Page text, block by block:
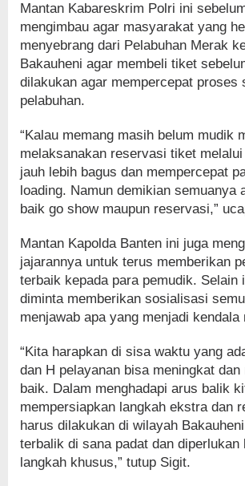
Mantan Kabareskrim Polri ini
mengimbau agar masyarakat yang
menyebrang dari Pelabuhan Merak
Bakauheni agar membeli tiket
dilakukan agar mempercepat proses
pelabuhan.
“Kalau memang masih belum mudik
melaksanakan reservasi tiket
jauh lebih bagus dan mempercepat
loading. Namun demikian semuanya
baik go show maupun reservasi,”
Mantan Kapolda Banten ini juga
jajarannya untuk terus memberikan
terbaik kepada para pemudik. Selain
diminta memberikan sosialisasi
menjawab apa yang menjadi kendala
“Kita harapkan di sisa waktu yang
dan H pelayanan bisa meningkat dan
baik. Dalam menghadapi arus balik
mempersiapkan langkah ekstra dan
harus dilakukan di wilayah
terbalik di sana padat dan diperlukan
langkah khusus,” tutup Sigit.